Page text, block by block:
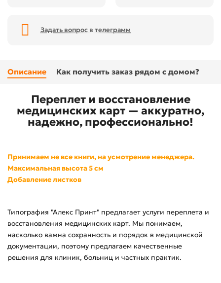
Задать вопрос в телеграмм
Описание Как получить заказ рядом с домом?
Переплет и восстановление
медицинских карт — аккуратно,
надежно, профессионально!
Принимаем не все книги, на усмотрение менеджера.
Максимальная высота 5 см
Добавление листков
Типография "Алекс Принт" предлагает услуги переплета и
восстановления медицинских карт. Мы понимаем,
насколько важна сохранность и порядок в медицинской
документации, поэтому предлагаем качественные
решения для клиник, больниц и частных практик.